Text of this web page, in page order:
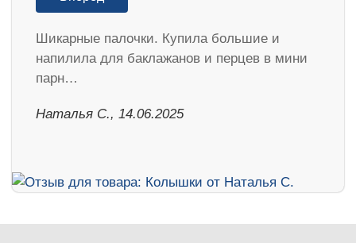
Шикарные палочки. Купила большие и
напилила для баклажанов и перцев в мини
парн…
Наталья С., 14.06.2025